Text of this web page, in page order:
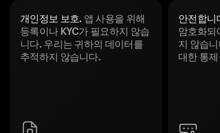
개인정보 보호. 앱 사용을 위해
등록이나 KYC가 필요하지 않습
니다. 우리는 귀하의 데이터를
추적하지 않습니다.
안전합니
암호화되
지 않습
대한 통